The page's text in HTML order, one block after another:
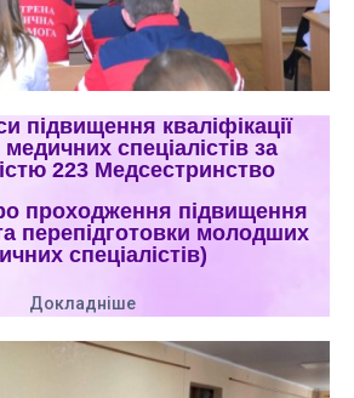
підвищення кваліфікації
спеціалістів за
223 Медсестринство
проходження підвищення
та перепідготовки молодших
спеціалістів)
Докладніше